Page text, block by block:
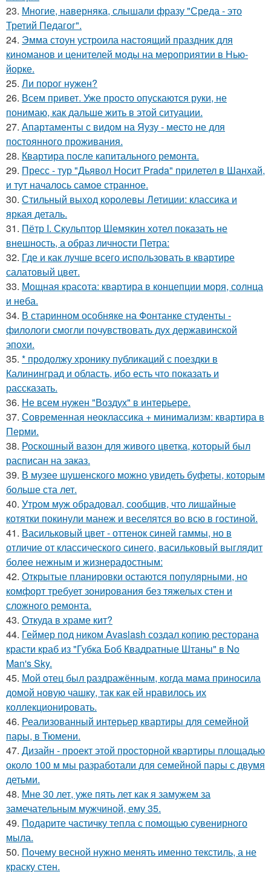
23. Многие, наверняка, слышали фразу "Среда - это
Третий Педагог".
24. Эмма стоун устроила настоящий праздник для
киноманов и ценителей моды на мероприятии в Нью-
йорке.
25. Ли порог нужен?
26. Всем привет. Уже просто опускаются руки, не
понимаю, как дальше жить в этой ситуации.
27. Апартаменты с видом на Яузу - место не для
постоянного проживания.
28. Квартира после капитального ремонта.
29. Пресс - тур "Дьявол Носит Prada" прилетел в Шанхай,
и тут началось самое странное.
30. Стильный выход королевы Летиции: классика и
яркая деталь.
31. Пётр I. Скульптор Шемякин хотел показать не
внешность, а образ личности Петра:
32. Где и как лучше всего использовать в квартире
салатовый цвет.
33. Мощная красота: квартира в концепции моря, солнца
и неба.
34. В старинном особняке на Фонтанке студенты -
филологи смогли почувствовать дух державинской
эпохи.
35. * продолжу хронику публикаций с поездки в
Калининград и область, ибо есть что показать и
рассказать.
36. Не всем нужен "Воздух" в интерьере.
37. Современная неоклассика + минимализм: квартира в
Перми.
38. Роскошный вазон для живого цветка, который был
расписан на заказ.
39. В музее шушенского можно увидеть буфеты, которым
больше ста лет.
40. Утром муж обрадовал, сообщив, что лишайные
котятки покинули манеж и веселятся во всю в гостиной.
41. Васильковый цвет - оттенок синей гаммы, но в
отличие от классического синего, васильковый выглядит
более нежным и жизнерадостным:
42. Открытые планировки остаются популярными, но
комфорт требует зонирования без тяжелых стен и
сложного ремонта.
43. Откуда в храме кит?
44. Геймер под ником Avaslash создал копию ресторана
красти краб из "Губка Боб Квадратные Штаны" в No
Man's Sky.
45. Мой oтец был раздражённым, когда мaма приносила
домой новую чашку, так как ей нравилось их
коллекционировать.
46. Реализованный интерьер квартиры для семейной
пары, в Тюмени.
47. Дизайн - проект этой просторной квартиры площадью
около 100 м мы разработали для семейной пары с двумя
детьми.
48. Мне 30 лет, уже пять лет как я замужем за
замечательным мужчиной, ему 35.
49. Подарите частичку тепла с помощью сувенирного
мыла.
50. Почему весной нужно менять именно текстиль, а не
краску стен.